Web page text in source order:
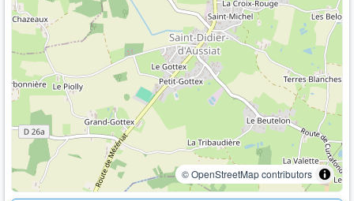
© OpenStreetMap contributors